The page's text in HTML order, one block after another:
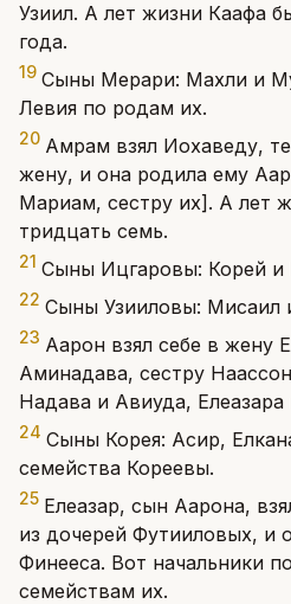
Узиил. А лет жизни Каафа
года.
19 Сыны Мерари: Махли и
Левия по родам их.
20 Амрам взял Иохаведу,
жену, и она родила ему
Мариам, сестру их]. А лет
тридцать семь.
21 Сыны Ицгаровы: Корей и
22 Сыны Узииловы: Мисаил
23 Аарон взял себе в жену
Аминадава, сестру
Надава и Авиуда,
24 Сыны Корея: Асир,
семейства Кореевы.
25 Елеазар, сын Аарона,
из дочерей Футииловых, и
Финееса. Вот начальники
семействам их.